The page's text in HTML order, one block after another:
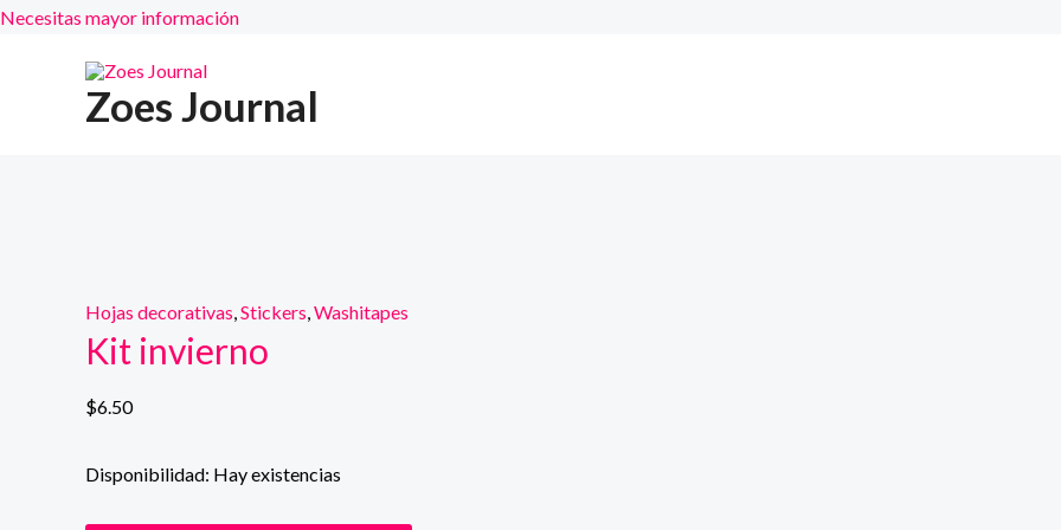
Necesitas mayor información
Zoes Journal
Hojas decorativas,Stickers,Washitapes
Kit invierno
$6.50
Disponibilidad: Hay existencias
¡Oferta!
¡Oferta!